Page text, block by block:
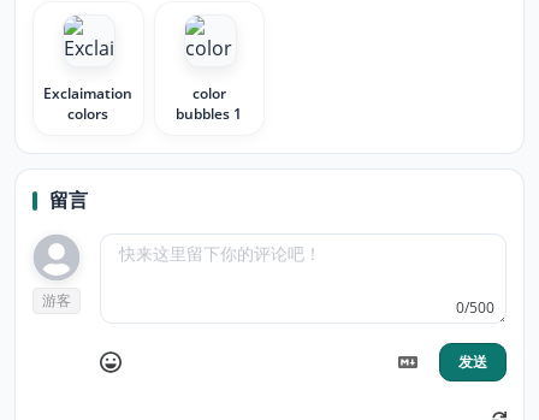
Exclaimation
colors
color
bubbles 1
留言
游客 0/500
发送